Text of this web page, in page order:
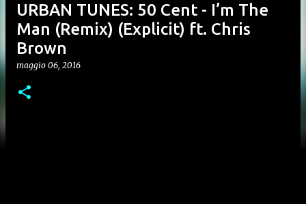
URBAN TUNES: 50 Cent - I’m The
Man (Remix) (Explicit) ft. Chris
Brown
maggio 06, 2016